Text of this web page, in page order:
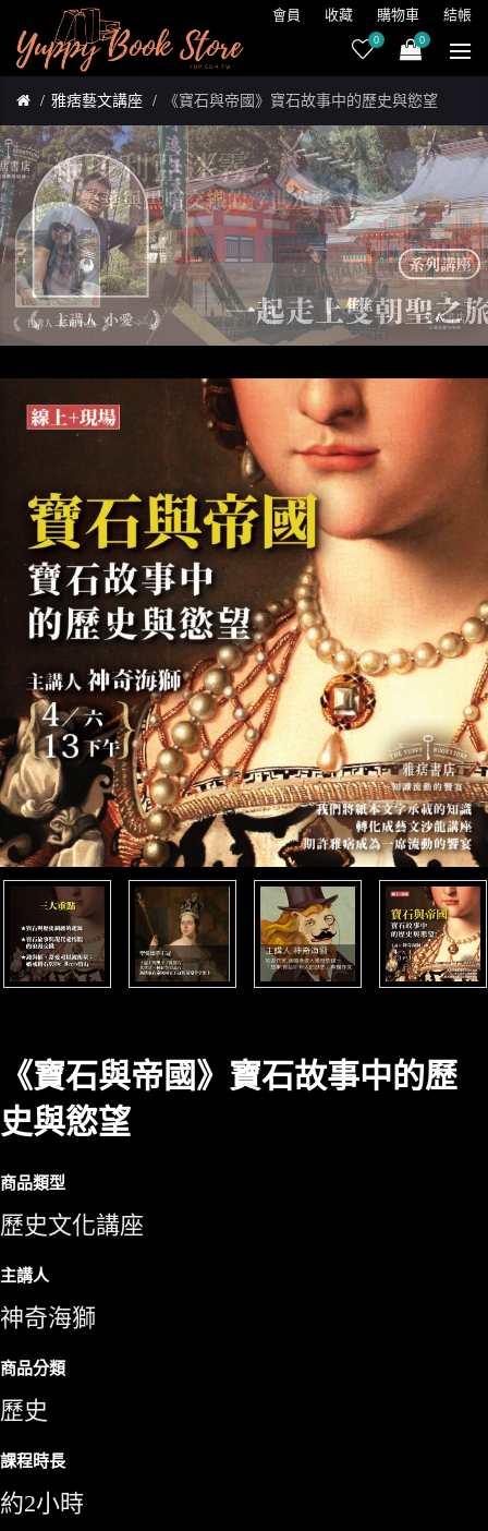
會員 收藏 購物車 結帳
0 0
雅痞藝文講座 《寶石與帝國》寶石故事中的歷史與慾望
《寶石與帝國》寶石故事中的歷
史與慾望
商品類型
歷史文化講座
主講人
神奇海獅
商品分類
歷史
課程時長
約2小時